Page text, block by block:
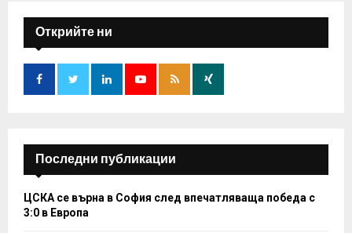
f
o
:
E
A
H
Открийте ни
Последни публикации
ЦСКА се върна в София след впечатляваща победа с
3:0 в Европа